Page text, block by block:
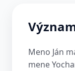
Meno Ján
mene